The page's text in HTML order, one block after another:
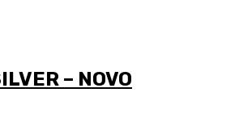
– NOVO